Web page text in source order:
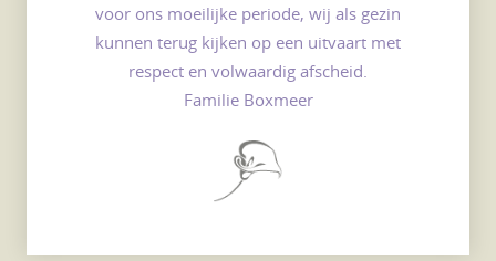
voor ons moeilijke periode, wij als gezin
kunnen terug kijken op een uitvaart met
respect en volwaardig afscheid.
Familie Boxmeer